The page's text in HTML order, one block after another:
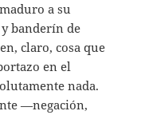
a su
banderín de
claro, cosa que
en el
nada.
—negación,